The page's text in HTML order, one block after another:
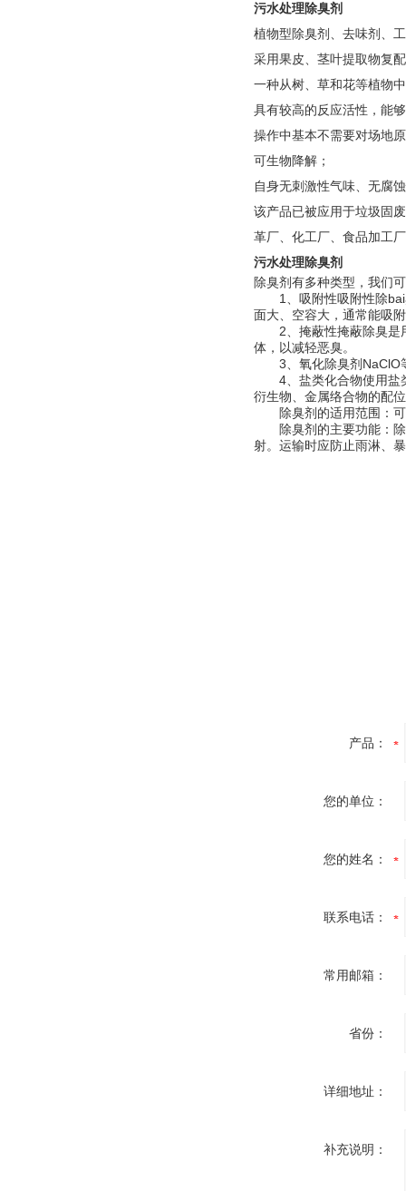
污水处理除臭剂
植物型除臭剂、去味剂、
采用果皮、茎叶提取物复
一种从树、草和花等植物
具有较高的反应活性，能
操作中基本不需要对场地
可生物降解；
自身无刺激性气味、无腐
该产品已被应用于垃圾固
革厂、化工厂、食品加工
污水处理除臭剂
除臭剂有多种类型，我们
1、吸附性吸附性除bai
面大、空容大，通常能吸
2、掩蔽性掩蔽除臭是用
体，以减轻恶臭。
3、氧化除臭剂NaClO等
4、盐类化合物使用盐类
衍生物、金属络合物的配
除臭剂的适用范围：可
除臭剂的主要功能：除
射。运输时应防止雨淋、
产品：
您的单位：
您的姓名：
联系电话：
常用邮箱：
省份：
详细地址：
补充说明：